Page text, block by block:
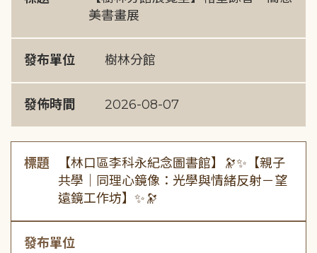
美書畫展
發布單位 樹林分館
發佈時間 2026-08-07
標題
【林口區李科永紀念圖書館】🔭✨【親子
共學｜同理心鏡像：光學與情緒反射－望
遠鏡工作坊】✨🔭
發布單位